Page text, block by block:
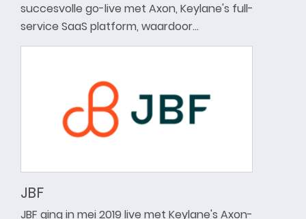
succesvolle go-live met Axon, Keylane's full-
service SaaS platform, waardoor…
JBF
JBF ging in mei 2019 live met Keylane's Axon-